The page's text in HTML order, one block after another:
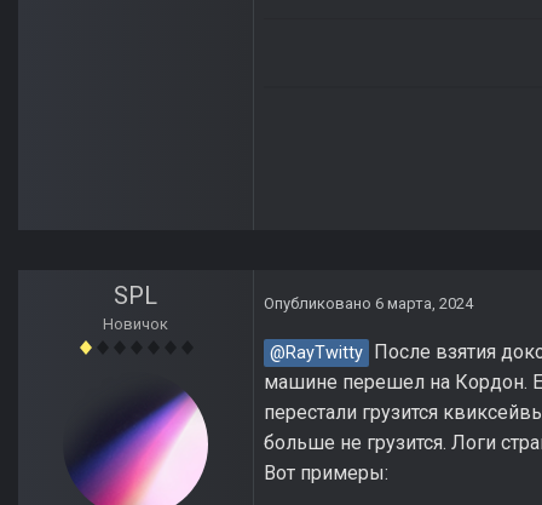
SPL
Новичок
Опубликовано 6 марта, 2024
@RayTwitty
После взятия
машине перешел на Кордон.
перестали грузится
больше не грузится. Логи
Вот примеры: